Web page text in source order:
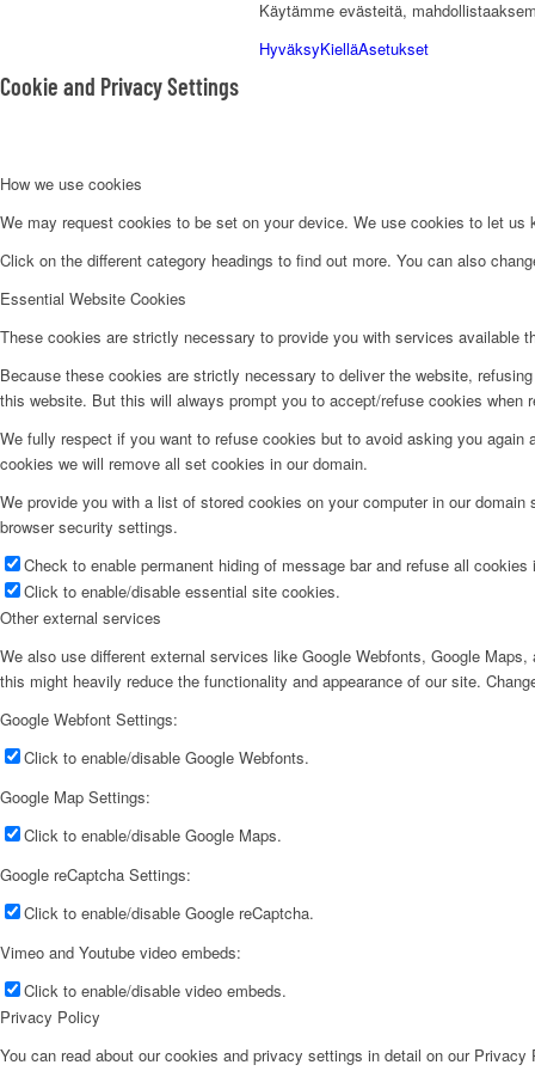
Käytämme evästeitä,
HyväksyKielläAsetukset
Cookie and Privacy Settings
How we use cookies
We may request cookies to be set on your device. We use cookies to let
Click on the different category headings to find out more. You can also
Essential Website Cookies
These cookies are strictly necessary to provide you with services available
Because these cookies are strictly necessary to deliver the website,
this website. But this will always prompt you to accept/refuse cookies when
We fully respect if you want to refuse cookies but to avoid asking you
cookies we will remove all set cookies in our domain.
We provide you with a list of stored cookies on your computer in our
browser security settings.
Check to enable permanent hiding of message bar and refuse all
Click to enable/disable essential site cookies.
Other external services
We also use different external services like Google Webfonts, Google
this might heavily reduce the functionality and appearance of our site.
Google Webfont Settings:
Click to enable/disable Google Webfonts.
Google Map Settings:
Click to enable/disable Google Maps.
Google reCaptcha Settings:
Click to enable/disable Google reCaptcha.
Vimeo and Youtube video embeds:
Click to enable/disable video embeds.
Privacy Policy
You can read about our cookies and privacy settings in detail on our Privacy